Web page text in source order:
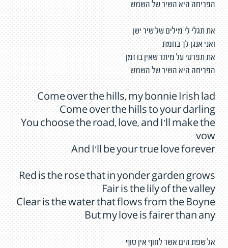
הפריחה היא השיר של השמש
את תגלי לי מילים של שיר ישן
ואני אנגן לך בחמת
את תפרטי על מיתר שאין בו זמן
הפריחה היא השיר של השמש
Come over the hills, my bonnie Irish lad
Come over the hills to your darling
You choose the road, love, and I'll make the
vow
And I'll be your true love forever
Red is the rose that in yonder garden grows
Fair is the lily of the valley
Clear is the water that flows from the Boyne
But my love is fairer than any
אל שפת הים אשר לחוף אין סוף